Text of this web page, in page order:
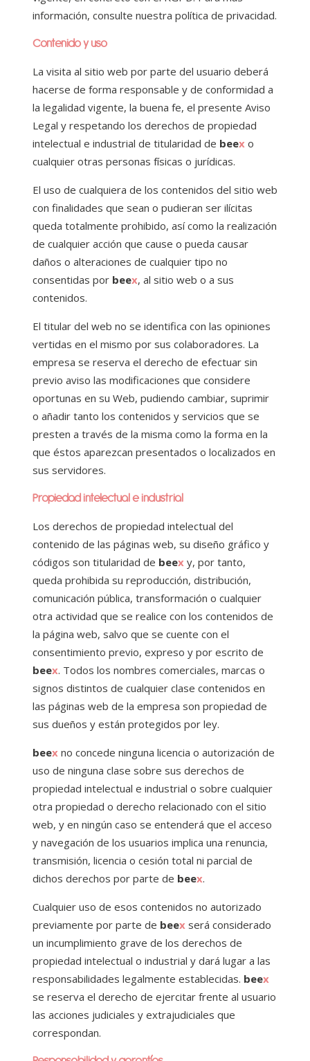
información, consulte nuestra política de privacidad.
Contenido y uso
La visita al sitio web por parte del usuario deberá
hacerse de forma responsable y de conformidad a
la legalidad vigente, la buena fe, el presente Aviso
Legal y respetando los derechos de propiedad
intelectual e industrial de titularidad de beexo
cualquier otras personas físicas o jurídicas.
El uso de cualquiera de los contenidos del sitio web
con finalidades que sean o pudieran ser ilícitas
queda totalmente prohibido, así como la realización
de cualquier acción que cause o pueda causar
daños o alteraciones de cualquier tipo no
consentidas por beex, al sitio web o a sus
contenidos.
El titular del web no se identifica con las opiniones
vertidas en el mismo por sus colaboradores. La
empresa se reserva el derecho de efectuar sin
previo aviso las modificaciones que considere
oportunas en su Web, pudiendo cambiar, suprimir
o añadir tanto los contenidos y servicios que se
presten a través de la misma como la forma en la
que éstos aparezcan presentados o localizados en
sus servidores.
Propiedad intelectual e industrial
Los derechos de propiedad intelectual del
contenido de las páginas web, su diseño gráfico y
códigos son titularidad de beexy, por tanto,
queda prohibida su reproducción, distribución,
comunicación pública, transformación o cualquier
otra actividad que se realice con los contenidos de
la página web, salvo que se cuente con el
consentimiento previo, expreso y por escrito de
beex. Todos los nombres comerciales, marcas o
signos distintos de cualquier clase contenidos en
las páginas web de la empresa son propiedad de
sus dueños y están protegidos por ley.
beexno concede ninguna licencia o autorización de
uso de ninguna clase sobre sus derechos de
propiedad intelectual e industrial o sobre cualquier
otra propiedad o derecho relacionado con el sitio
web, y en ningún caso se entenderá que el acceso
y navegación de los usuarios implica una renuncia,
transmisión, licencia o cesión total ni parcial de
dichos derechos por parte de beex.
Cualquier uso de esos contenidos no autorizado
previamente por parte de beexserá considerado
un incumplimiento grave de los derechos de
propiedad intelectual o industrial y dará lugar a las
responsabilidades legalmente establecidas. beex
se reserva el derecho de ejercitar frente al usuario
las acciones judiciales y extrajudiciales que
correspondan.